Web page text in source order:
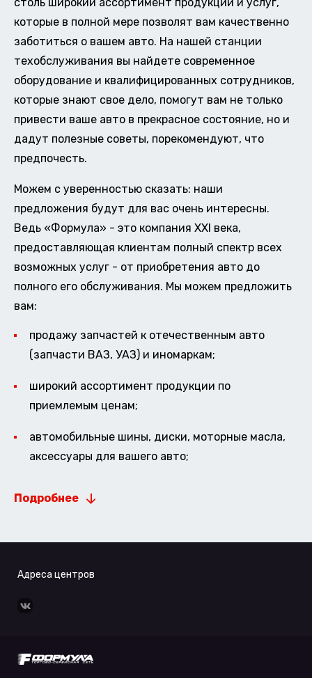
которые в полной мере позволят вам качественно
заботиться о вашем авто. На нашей станции
техобслуживания вы найдете современное
оборудование и квалифицированных сотрудников,
которые знают свое дело, помогут вам не только
привести ваше авто в прекрасное состояние, но и
дадут полезные советы, порекомендуют, что
предпочесть.
Можем с уверенностью сказать: наши
предложения будут для вас очень интересны.
Ведь «Формула» - это компания XXI века,
предоставляющая клиентам полный спектр всех
возможных услуг - от приобретения авто до
полного его обслуживания. Мы можем предложить
вам:
продажу запчастей к отечественным авто
(запчасти ВАЗ, УАЗ) и иномаркам;
широкий ассортимент продукции по
приемлемым ценам;
автомобильные шины, диски, моторные масла,
аксессуары для вашего авто;
Подробнее
Адреса центров